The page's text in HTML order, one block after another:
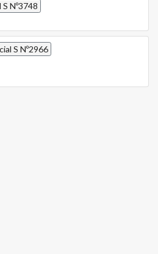
Nº3748
S Nº2966